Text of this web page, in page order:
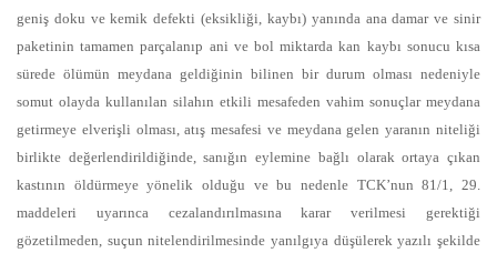
geniş doku ve kemik defekti (eksikliği, kaybı) yanında ana damar ve sinir
paketinin tamamen parçalanıp ani ve bol miktarda kan kaybı sonucu kısa
sürede ölümün meydana geldiğinin bilinen bir durum olması nedeniyle
somut olayda kullanılan silahın etkili mesafeden vahim sonuçlar meydana
getirmeye elverişli olması, atış mesafesi ve meydana gelen yaranın niteliği
birlikte değerlendirildiğinde, sanığın eylemine bağlı olarak ortaya çıkan
kastının öldürmeye yönelik olduğu ve bu nedenle TCK’nun 81/1, 29.
maddeleri uyarınca cezalandırılmasına karar verilmesi gerektiği
gözetilmeden, suçun nitelendirilmesinde yanılgıya düşülerek yazılı şekilde